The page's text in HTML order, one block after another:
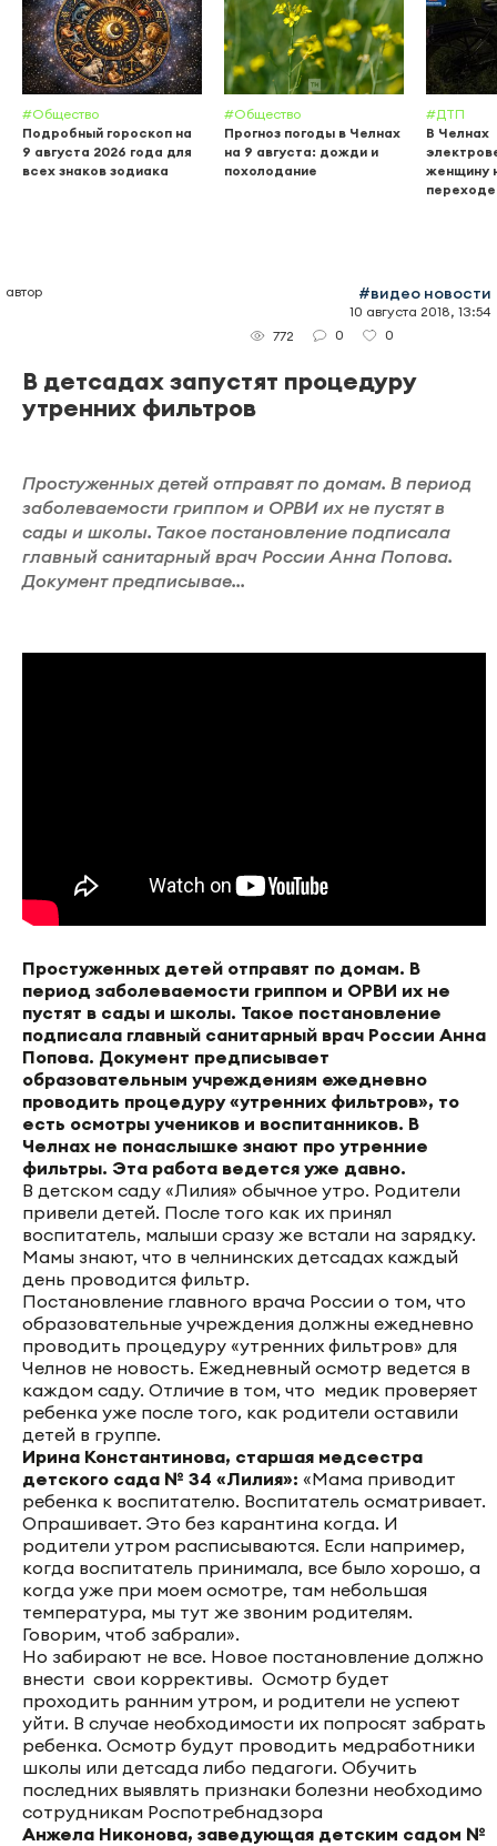
#Общество
Подробный гороскоп на
9 августа 2026 года для
всех знаков зодиака
#Общество
Прогноз погоды в Челнах
на 9 августа: дожди и
похолодание
#ДТП
В Челнах
женщину
переходе
автор #видео новости
10 августа 2018, 13:54
772
0 0
В детсадах запустят процедуру
утренних фильтров
Простуженных детей отправят по домам. В период
заболеваемости гриппом и ОРВИ их не пустят в
сады и школы. Такое постановление подписала
главный санитарный врач России Анна Попова.
Документ предписывае...
Простуженных детей отправят по домам. В
период заболеваемости гриппом и ОРВИ их не
пустят в сады и школы. Такое постановление
подписала главный санитарный врач России Анна
Попова. Документ предписывает
образовательным учреждениям ежедневно
проводить процедуру «утренних фильтров», то
есть осмотры учеников и воспитанников. В
Челнах не понаслышке знают про утренние
фильтры. Эта работа ведется уже давно.
В детском саду «Лилия» обычное утро. Родители
привели детей. После того как их принял
воспитатель, малыши сразу же встали на зарядку.
Мамы знают, что в челнинских детсадах каждый
день проводится фильтр.
Постановление главного врача России о том, что
образовательные учреждения должны ежедневно
проводить процедуру «утренних фильтров» для
Челнов не новость. Ежедневный осмотр ведется в
каждом саду. Отличие в том, что медик проверяет
ребенка уже после того, как родители оставили
детей в группе.
Ирина Константинова, старшая медсестра
детского сада № 34 «Лилия»: «Мама приводит
ребенка к воспитателю. Воспитатель осматривает.
Опрашивает. Это без карантина когда. И
родители утром расписываются. Если например,
когда воспитатель принимала, все было хорошо, а
когда уже при моем осмотре, там небольшая
температура, мы тут же звоним родителям.
Говорим, чтоб забрали».
Но забирают не все. Новое постановление должно
внести свои коррективы. Осмотр будет
проходить ранним утром, и родители не успеют
уйти. В случае необходимости их попросят забрать
ребенка. Осмотр будут проводить медработники
школы или детсада либо педагоги. Обучить
последних выявлять признаки болезни необходимо
сотрудникам Роспотребнадзора
Анжела Никонова, заведующая детским садом №